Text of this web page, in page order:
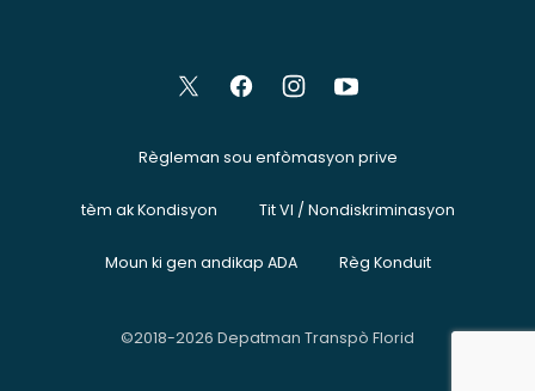
Règleman sou enfòmasyon prive
tèm ak Kondisyon Tit VI / Nondiskriminasyon
Moun ki gen andikap ADA Règ Konduit
©2018-2026 Depatman Transpò Florid